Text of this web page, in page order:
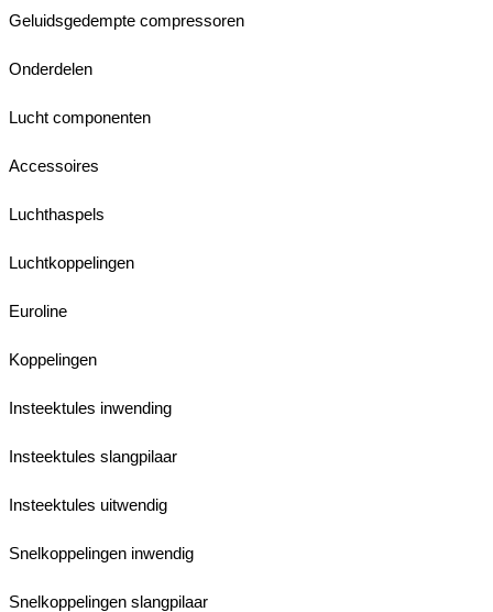
Geluidsgedempte compressoren
Onderdelen
Lucht componenten
Accessoires
Luchthaspels
Luchtkoppelingen
Euroline
Koppelingen
Insteektules inwending
Insteektules slangpilaar
Insteektules uitwendig
Snelkoppelingen inwendig
Snelkoppelingen slangpilaar